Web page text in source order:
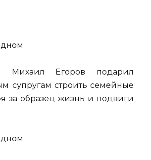
Михаил Егоров подарил
супругам строить семейные
за образец жизнь и подвиги